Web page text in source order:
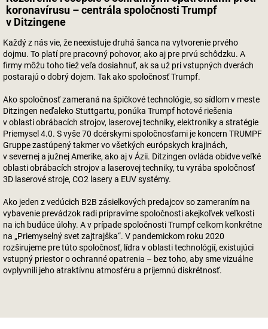
koronavírusu – centrála spoločnosti Trumpf
v Ditzingene
Každý z nás vie, že neexistuje druhá šanca na vytvorenie prvého
dojmu. To platí pre pracovný pohovor, ako aj pre prvú schôdzku. A
firmy môžu toho tiež veľa dosiahnuť, ak sa už pri vstupných dverách
postarajú o dobrý dojem. Tak ako spoločnosť Trumpf.
Ako spoločnosť zameraná na špičkové technológie, so sídlom v meste
Ditzingen neďaleko Stuttgartu, ponúka Trumpf hotové riešenia
v oblasti obrábacích strojov, laserovej techniky, elektroniky a stratégie
Priemysel 4.0. S vyše 70 dcérskymi spoločnosťami je koncern TRUMPF
Gruppe zastúpený takmer vo všetkých európskych krajinách,
v severnej a južnej Amerike, ako aj v Ázii. Ditzingen ovláda obidve veľké
oblasti obrábacích strojov a laserovej techniky, tu vyrába spoločnosť
3D laserové stroje, CO2 lasery a EUV systémy.
Ako jeden z vedúcich B2B zásielkových predajcov so zameraním na
vybavenie prevádzok radi pripravíme spoločnosti akejkoľvek veľkosti
na ich budúce úlohy. A v prípade spoločnosti Trumpf celkom konkrétne
na „Priemyselný svet zajtrajška“. V pandemickom roku 2020
rozširujeme pre túto spoločnosť, lídra v oblasti technológií, existujúci
vstupný priestor o ochranné opatrenia – bez toho, aby sme vizuálne
ovplyvnili jeho atraktívnu atmosféru a príjemnú diskrétnosť.